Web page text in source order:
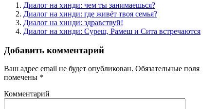
Диалог на хинди: чем ты занимаешься?
Диалог на хинди: где живёт твоя семья?
Диалог на хинди: здравствуй!
Диалог на хинди: Суреш, Рамеш и Сита встречаются
Добавить комментарий
Ваш адрес email не будет опубликован. Обязательные поля
помечены *
Комментарий